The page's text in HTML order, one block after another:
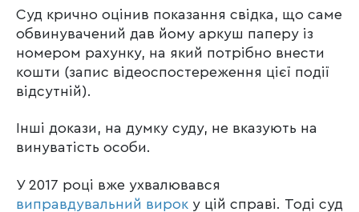
Суд крично оцінив показання свідка, що саме
обвинувачений дав йому аркуш паперу із
номером рахунку, на який потрібно внести
кошти (запис відеоспостереження цієї події
відсутній).
Інші докази, на думку суду, не вказують на
винуватість особи.
У 2017 році вже ухвалювався
виправдувальний вирок у цій справі. Тоді суд